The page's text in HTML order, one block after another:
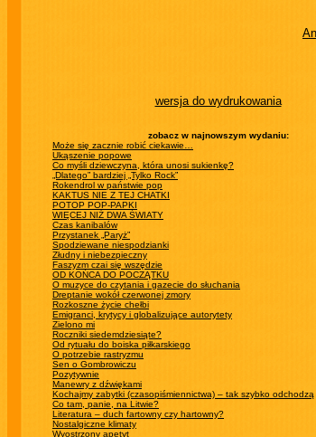
wersja do wydrukowania
zobacz w najnowszym wydaniu:
Może się zacznie robić ciekawie…
Ukąszenie popowe
Co myśli dziewczyna, która unosi sukienkę?
„Dlatego” bardziej „Tylko Rock”
Rokendrol w państwie pop
KAKTUS NIE Z TEJ CHATKI
POTOP POP-PAPKI
WIĘCEJ NIŻ DWA ŚWIATY
Czas kanibalów
Przystanek „Paryż”
Spodziewane niespodzianki
Złudny i niebezpieczny
Faszyzm czai się wszędzie
OD KOŃCA DO POCZĄTKU
O muzyce do czytania i gazecie do słuchania
Dreptanie wokół czerwonej zmory
Rozkoszne życie chełbi
Emigranci, krytycy i globalizujące autorytety
Zielono mi
Roczniki siedemdziesiąte?
Od rytuału do boiska piłkarskiego
O potrzebie rastryzmu
Sen o Gombrowiczu
Pozytywnie
Manewry z dźwiękami
Kochajmy zabytki (czasopiśmiennictwa) – tak szybko odchodzą
Co tam, panie, na Litwie?
Literatura – duch fartowny czy hartowny?
Nostalgiczne klimaty
Wyostrzony apetyt